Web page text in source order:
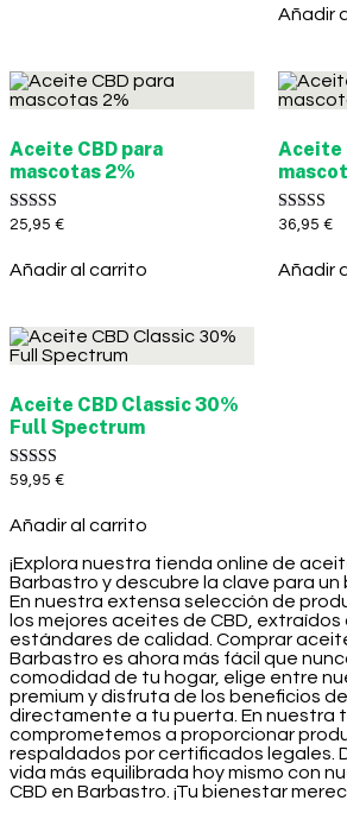
Añadir
Aceite CBD para
mascotas 2%
Valorado con
25,95 €
Añadir al carrito
Aceite
Valorado
36,95 €
Añadir
Aceite CBD Classic 30%
Full Spectrum
Valorado con
59,95 €
Añadir al carrito
¡Explora nuestra tienda online de
Barbastro y descubre la clave para
En nuestra extensa selección de
los mejores aceites de CBD, extraídos
estándares de calidad. Comprar
Barbastro es ahora más fácil que
comodidad de tu hogar, elige entre
premium y disfruta de los beneficios
directamente a tu puerta. En nuestra
comprometemos a proporcionar
respaldados por certificados legales.
vida más equilibrada hoy mismo con
CBD en Barbastro. ¡Tu bienestar